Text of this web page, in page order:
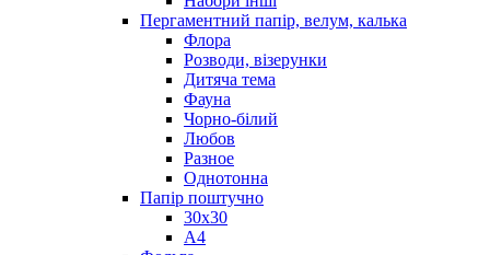
Пергаментний папір, велум, калька
Флора
Розводи, візерунки
Дитяча тема
Фауна
Чорно-білий
Любов
Разное
Однотонна
Папір поштучно
30х30
А4